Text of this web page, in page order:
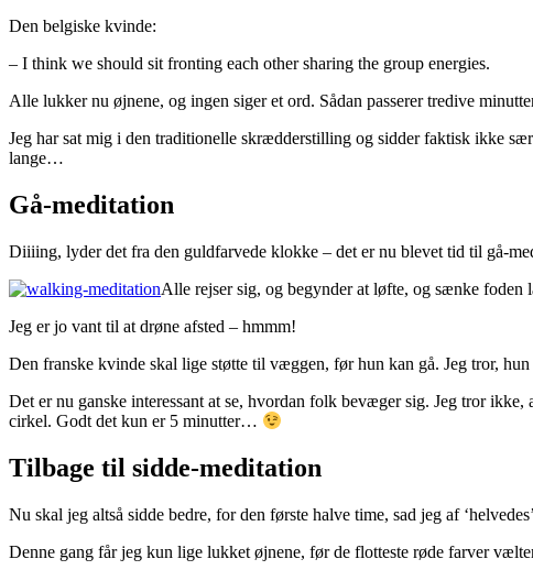
Den belgiske kvinde:
– I think we should sit fronting each other sharing the group energies.
Alle lukker nu øjnene, og ingen siger et ord. Sådan passerer tredive
Jeg har sat mig i den traditionelle skrædderstilling og sidder faktisk ikke
lange…
Gå-meditation
Diiiing, lyder det fra den guldfarvede klokke – det er nu blevet tid til gå-
Alle rejser sig, og begynder at løfte, og sænke
Jeg er jo vant til at drøne afsted – hmmm!
Den franske kvinde skal lige støtte til væggen, før hun kan gå. Jeg tror,
Det er nu ganske interessant at se, hvordan folk bevæger sig. Jeg tror
cirkel. Godt det kun er 5 minutter…
Tilbage til sidde-meditation
Nu skal jeg altså sidde bedre, for den første halve time, sad jeg af
Denne gang får jeg kun lige lukket øjnene, før de flotteste røde farver